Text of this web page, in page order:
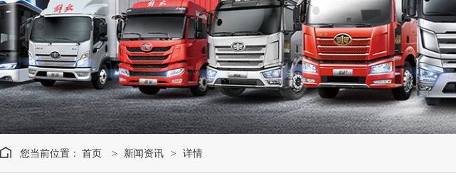
您当前位置： 首页 > 新闻资讯 > 详情